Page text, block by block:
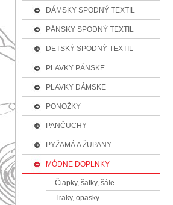
DÁMSKY SPODNÝ TEXTIL
PÁNSKY SPODNÝ TEXTIL
DETSKÝ SPODNÝ TEXTIL
PLAVKY PÁNSKE
PLAVKY DÁMSKE
PONOŽKY
PANČUCHY
PYŽAMÁ A ŽUPANY
MÓDNE DOPLNKY
Čiapky, šatky, šále
Traky, opasky